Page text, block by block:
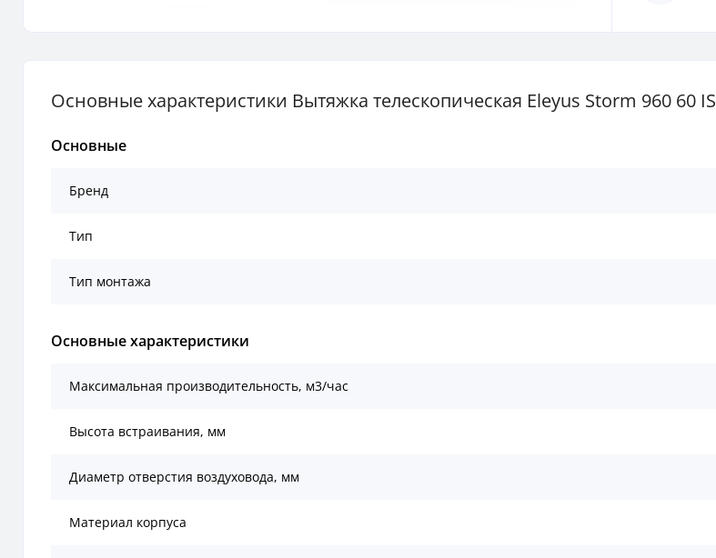
Основные характеристики Вытяжка телескопическая Eleyus Storm 960 60 IS
Основные
Бренд
Тип
Тип монтажа
Основные характеристики
Mаксимальная производительность, м3/час
Высота встраивания, мм
Диаметр отверстия воздуховода, мм
Материал корпуса